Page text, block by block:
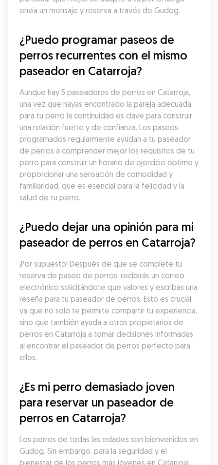
envía un mensaje y reserva a través de Gudog.
¿Puedo programar paseos de
perros recurrentes con el mismo
paseador en Catarroja?
Aunque hay 5 paseadores de perros en Catarroja,
una vez que hayas encontrado la pareja adecuada
para tu perro la continuidad es clave para construir
una relación fuerte y de confianza. Los paseos
programados regularmente ayudan a tu paseador
de perros a comprender mejor los requisitos de tu
perro para construir un horario de ejercicio óptimo y
proporcionar una sensación de comodidad y
familiaridad, que es esencial para la felicidad y la
salud de tu perro.
¿Puedo dejar una opinión para mi
paseador de perros en Catarroja?
¡Por supuesto! Después de que se complete tu
reserva de paseo de perros, recibirás un correo
electrónico solicitándote que valores y escribas una
reseña para tu paseador de perros. Esto es crucial,
ya que no solo te permite compartir tu experiencia,
sino que también ayuda a otros propietarios de
perros en Catarroja a tomar decisiones informadas
al encontrar el paseador de perros perfecto para
ellos.
¿Es mi perro demasiado joven
para reservar un paseador de
perros en Catarroja?
Los perros de todas las edades son bienvenidos en
Gudog. Sin embargo, para la seguridad y el
bienestar de los perros más jóvenes en Catarroja,